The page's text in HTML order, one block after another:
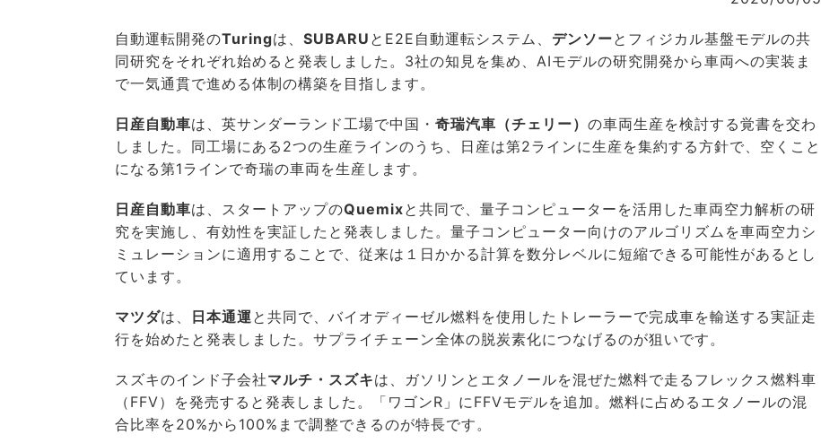
自動運転開発のTuringは、 SUBARU とE2E自動運転システム、 デンソーとフィジカル基盤モデルの共
同研究をそれぞれ始めると発表しました。3社の知見を集め、AIモデルの研究開発から車両への実装ま
で一気通貫で進める体制の構築を目指します。
日産自動車は、英サンダーランド工場で中国・ 奇瑞汽車（チェリー） の車両生産を検討する覚書を交わ
しました。同工場にある2つの生産ラインのうち、日産は第2ラインに生産を集約する方針で、空くこと
になる第1ラインで奇瑞の車両を生産します。
日産自動車は、スタートアップのQuemixと共同で、量子コンピューターを活用した車両空力解析の研
究を実施し、有効性を実証したと発表しました。量子コンピューター向けのアルゴリズムを車両空力シ
ミュレーションに適用することで、従来は１日かかる計算を数分レベルに短縮できる可能性があるとし
ています。
マツダは、 日本通運と共同で、バイオディーゼル燃料を使用したトレーラーで完成車を輸送する実証走
行を始めたと発表しました。サプライチェーン全体の脱炭素化につなげるのが狙いです。
スズキのインド子会社マルチ・スズキは、ガソリンとエタノールを混ぜた燃料で走るフレックス燃料車
（FFV）を発売すると発表しました。「ワゴンR」にFFVモデルを追加。燃料に占めるエタノールの混
合比率を20%から100%まで調整できるのが特長です。